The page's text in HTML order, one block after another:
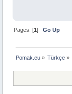
Pages: [1]Go Up
Pomak.eu » Türkçe »